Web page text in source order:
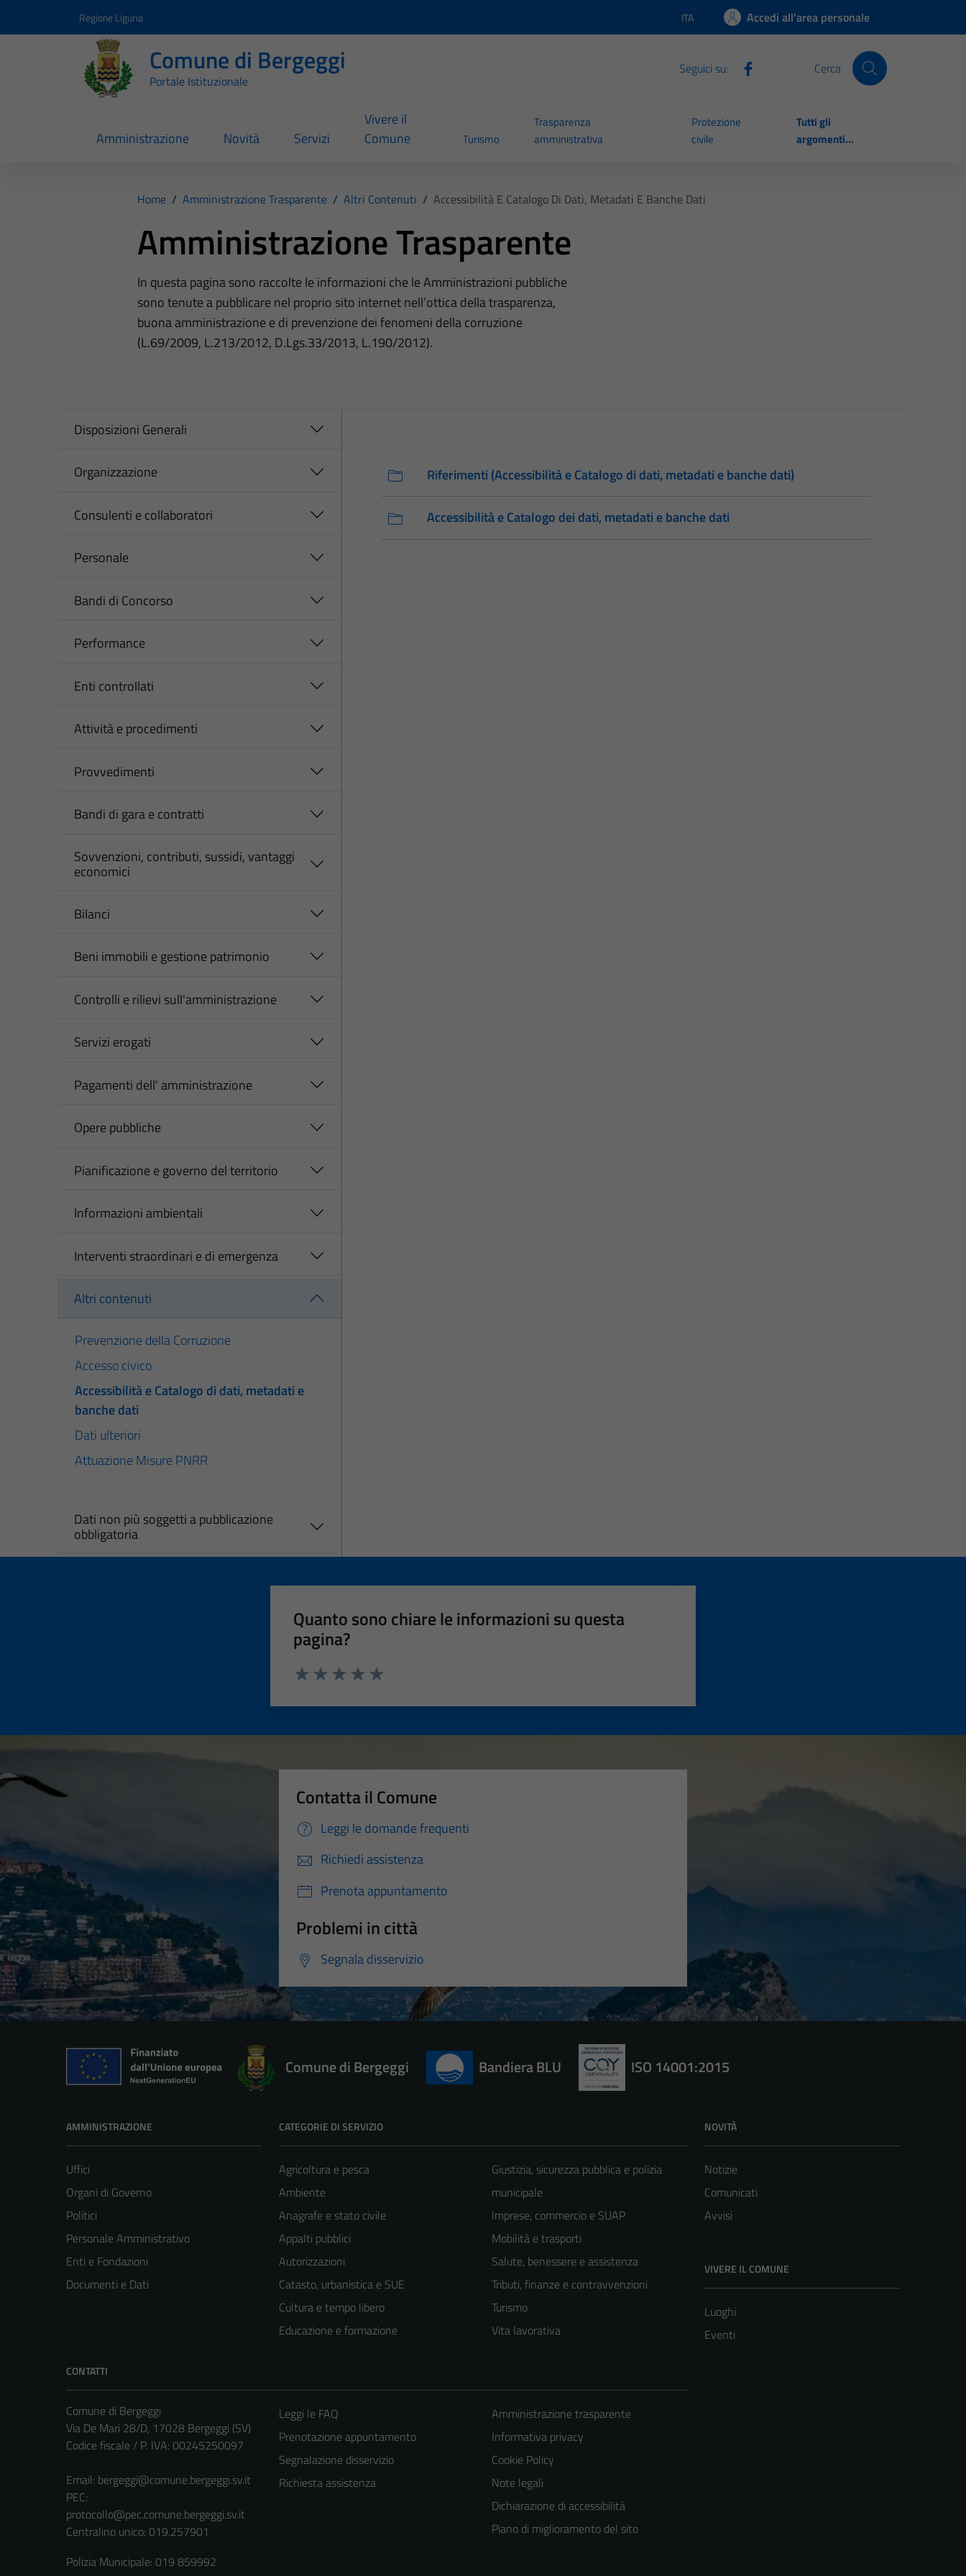
Regione Liguria Lingua attiva:
ITA Accedi all'area personale
Comune di Bergeggi
Portale Istituzionale
Seguici su: Cerca
Amministrazione Novità Servizi
Vivere il
Comune
Turismo
Trasparenza
amministrativa
Protezione
civile
Tutti gli
argomenti...
Home / Amministrazione Trasparente / Altri Contenuti / Accessibilità E Catalogo Di Dati, Metadati E Banche Dati
Amministrazione Trasparente
In questa pagina sono raccolte le informazioni che le Amministrazioni pubbliche
sono tenute a pubblicare nel proprio sito internet nell’ottica della trasparenza,
buona amministrazione e di prevenzione dei fenomeni della corruzione
(L.69/2009, L.213/2012, D.Lgs.33/2013, L.190/2012).
Disposizioni Generali
Organizzazione
Consulenti e collaboratori
Personale
Bandi di Concorso
Performance
Enti controllati
Attività e procedimenti
Provvedimenti
Bandi di gara e contratti
Sovvenzioni, contributi, sussidi, vantaggi
economici
Bilanci
Beni immobili e gestione patrimonio
Controlli e rilievi sull'amministrazione
Servizi erogati
Pagamenti dell' amministrazione
Opere pubbliche
Pianificazione e governo del territorio
Informazioni ambientali
Interventi straordinari e di emergenza
Altri contenuti
Prevenzione della Corruzione
Accesso civico
Accessibilità e Catalogo di dati, metadati e
banche dati
Dati ulteriori
Attuazione Misure PNRR
Dati non più soggetti a pubblicazione
obbligatoria
Riferimenti (Accessibilità e Catalogo di dati, metadati e banche dati)
Accessibilità e Catalogo dei dati, metadati e banche dati
Quanto sono chiare le informazioni su questa
pagina?
Contatta il Comune
Leggi le domande frequenti
Richiedi assistenza
Prenota appuntamento
Problemi in città
Segnala disservizio
Comune di Bergeggi Bandiera BLU ISO 14001:2015
AMMINISTRAZIONE
Uffici
Organi di Governo
Politici
Personale Amministrativo
Enti e Fondazioni
Documenti e Dati
CATEGORIE DI SERVIZIO
Agricoltura e pesca
Ambiente
Anagrafe e stato civile
Appalti pubblici
Autorizzazioni
Catasto, urbanistica e SUE
Cultura e tempo libero
Educazione e formazione
Giustizia, sicurezza pubblica e polizia
municipale
Imprese, commercio e SUAP
Mobilità e trasporti
Salute, benessere e assistenza
Tributi, finanze e contravvenzioni
Turismo
Vita lavorativa
NOVITÀ
Notizie
Comunicati
Avvisi
VIVERE IL COMUNE
Luoghi
Eventi
CONTATTI
Comune di Bergeggi
Via De Mari 28/D, 17028 Bergeggi (SV)
Codice fiscale / P. IVA: 00245250097
Email: bergeggi@comune.bergeggi.sv.it
PEC:
protocollo@pec.comune.bergeggi.sv.it
Centralino unico: 019.257901
Polizia Municipale: 019 859992
Leggi le FAQ
Prenotazione appuntamento
Segnalazione disservizio
Richiesta assistenza
Amministrazione trasparente
Informativa privacy
Cookie Policy
Note legali
Dichiarazione di accessibilità
Piano di miglioramento del sito
Tecnici
Questi cookie
sono necessari
per il